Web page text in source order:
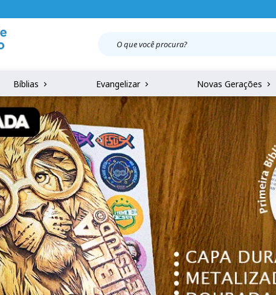
Bíblias Evangelizar Novas Gerações